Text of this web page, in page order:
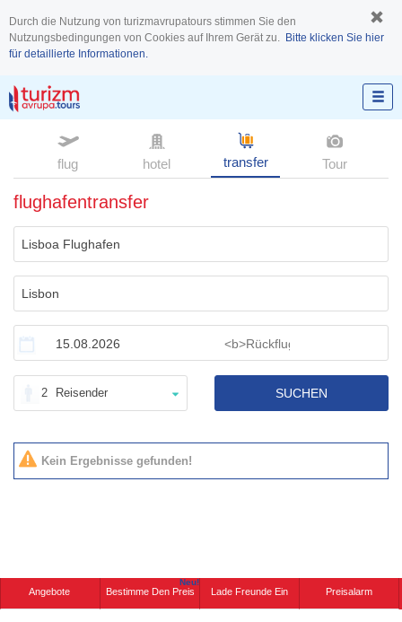
Durch die Nutzung von turizmavrupatours stimmen Sie den
Nutzungsbedingungen von Cookies auf Ihrem Gerät zu. Bitte klicken Sie hier
für detaillierte Informationen.
flug hotel transfer Tour
flughafentransfer
2 Reisender SUCHEN
Kein Ergebnisse gefunden!
Angebote Bestimme Den Preis
Neu!
Lade Freunde Ein Preisalarm